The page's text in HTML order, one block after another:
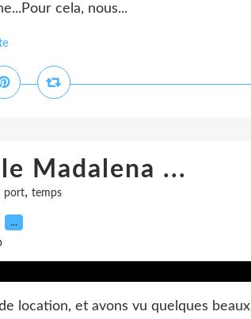
cela, nous...
Madalena ...
port, temps
…
location, et avons vu quelques beaux